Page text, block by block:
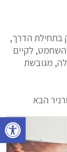
פתח סרגל נגישות
בתחילת הדרך,
לקיים
מגובשת
הבא